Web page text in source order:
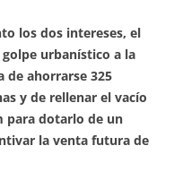
los dos intereses, el
urbanístico a la
de ahorrarse 325
y de rellenar el vacío
para dotarlo de un
la venta futura de